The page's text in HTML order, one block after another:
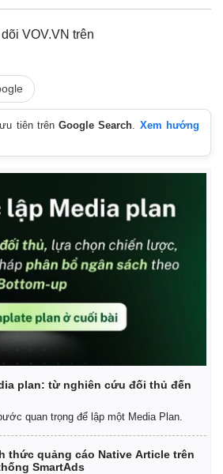
Xe máy
Tư vấn
VOV.VN trên
ưu tiên trênGoogle Search. Xem hướng
plan: từ nghiên cứu đối thủ đến
quan trọng để lập một Media Plan.
thức quảng cáo Native Article trên
SmartAds